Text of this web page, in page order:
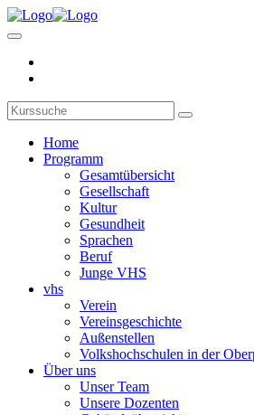
Home
Programm
Gesamtübersicht
Gesellschaft
Kultur
Gesundheit
Sprachen
Beruf
Junge VHS
vhs
Verein
Vereinsgeschichte
Außenstellen
Volkshochschulen in der
Über uns
Unser Team
Unsere Dozenten